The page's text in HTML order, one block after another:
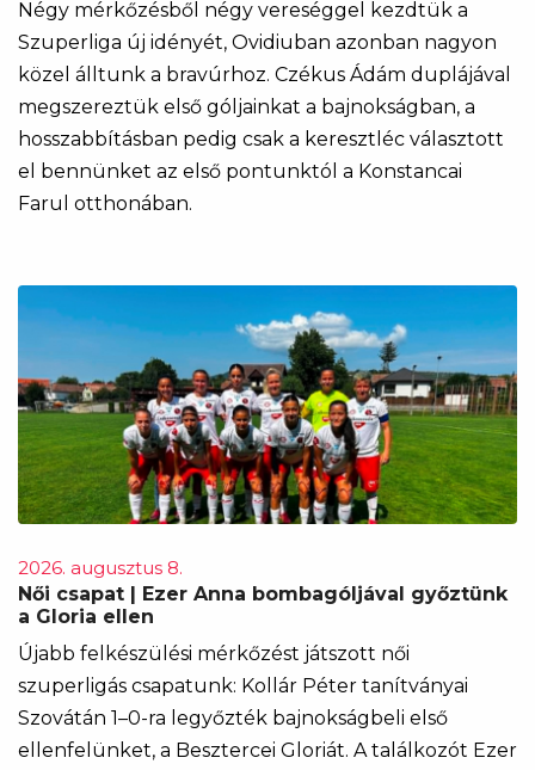
Négy mérkőzésből négy vereséggel kezdtük a
Szuperliga új idényét, Ovidiuban azonban nagyon
közel álltunk a bravúrhoz. Czékus Ádám duplájával
megszereztük első góljainkat a bajnokságban, a
hosszabbításban pedig csak a keresztléc választott
el bennünket az első pontunktól a Konstancai
Farul otthonában.
2026. augusztus 8.
Női csapat | Ezer Anna bombagóljával győztünk
a Gloria ellen
Újabb felkészülési mérkőzést játszott női
szuperligás csapatunk: Kollár Péter tanítványai
Szovátán 1–0-ra legyőzték bajnokságbeli első
ellenfelünket, a Besztercei Gloriát. A találkozót Ezer